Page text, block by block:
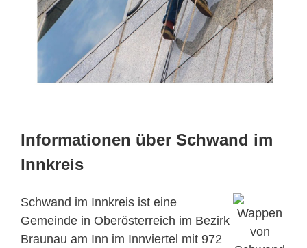
Informationen über Schwand im
Innkreis
Schwand im Innkreis ist eine
Gemeinde in Oberösterreich im Bezirk
Braunau am Inn im Innviertel mit 972